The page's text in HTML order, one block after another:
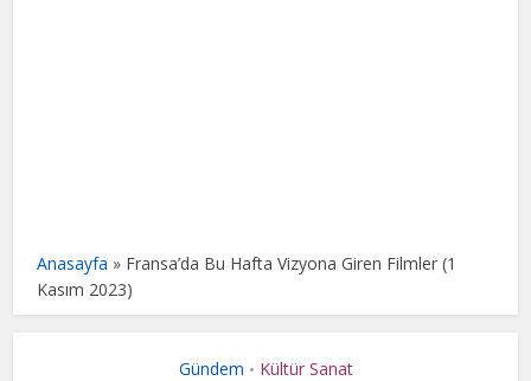
Anasayfa » Fransa’da Bu Hafta Vizyona Giren Filmler (1
Kasım 2023)
Gündem • Kültür Sanat